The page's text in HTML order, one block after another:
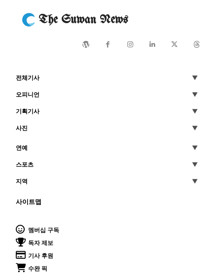
The Suwan News
전체기사
오피니언
기획기사
사진
연예
스포츠
지역
사이트맵
멤버십 구독
독자 제보
기사 후원
수완 픽